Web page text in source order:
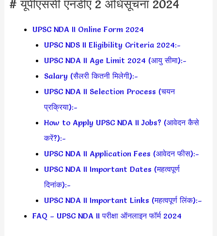
# यूपीएससी एनडीए 2 अधिसूचना 2024
UPSC NDA II Online Form 2024
UPSC NDS II Eligibility Criteria 2024:-
UPSC NDA II Age Limit 2024 (आयु सीमा):-
Salary (सैलरी कितनी मिलेगी):-
UPSC NDA II Selection Process (चयन
प्रक्रिया):-
How to Apply UPSC NDA II Jobs? (आवेदन कैसे
करें?):-
UPSC NDA II Application Fees (आवेदन फीस):-
UPSC NDA II Important Dates (महत्वपूर्ण
दिनांक):-
UPSC NDA II Important Links (महत्वपूर्ण लिंक):–
FAQ – UPSC NDA II परीक्षा ऑनलाइन फॉर्म 2024